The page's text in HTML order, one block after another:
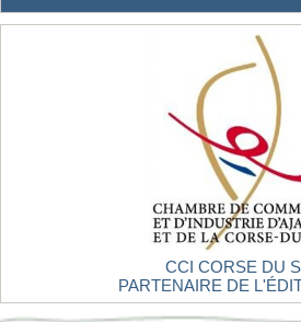
CCI CORSE DU
PARTENAIRE DE